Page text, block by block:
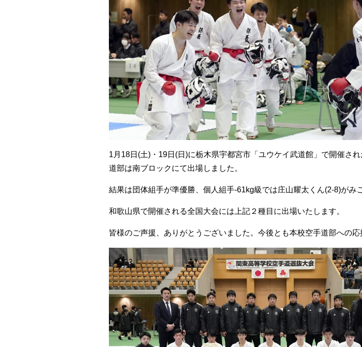
1月18日(土)・19日(日)に栃木県宇都宮市「ユウケイ武道館」で開催さ
道部は南ブロックにて出場しました。
結果は団体組手が準優勝、個人組手-61kg級では庄山耀太くん(2-8)がみ
和歌山県で開催される全国大会には上記２種目に出場いたします。
皆様のご声援、ありがとうございました。今後とも本校空手道部への応